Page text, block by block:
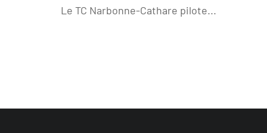
Le TC Narbonne-Cathare pilote...